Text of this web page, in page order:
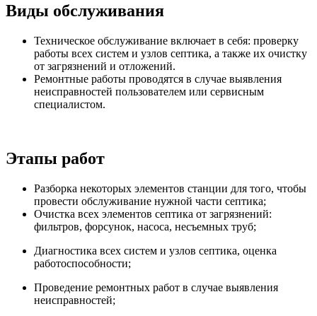
Виды обслуживания
Техническое обслуживание включает в себя: проверку
работы всех систем и узлов септика, а также их очистку
от загрязнений и отложений.
Ремонтные работы проводятся в случае выявления
неисправностей пользователем или сервисным
специалистом.
Этапы работ
Разборка некоторых элементов станции для того, чтобы
провести обслуживание нужной части септика;
Очистка всех элементов септика от загрязнений:
фильтров, форсунок, насоса, несъемных труб;
Диагностика всех систем и узлов септика, оценка
работоспособности;
Проведение ремонтных работ в случае выявления
неисправностей;